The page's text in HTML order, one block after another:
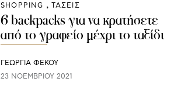
SHOPPING ΤΑΣΕΙΣ
6 backpacks για να κρατήσετε
από το γραφείο μέχρι το ταξίδι
ΓΕΩΡΓΙΑ ΦΕΚΟΥ
23 ΝΟΕΜΒΡΊΟΥ 2021